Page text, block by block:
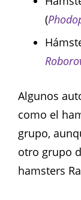
(
Algunos
como el
grupo,
otro grupo
hamsters